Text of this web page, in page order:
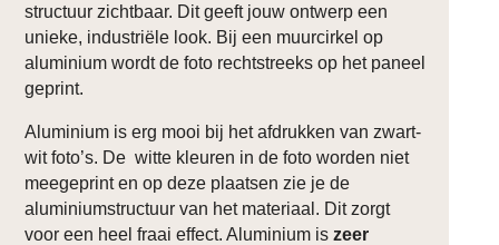
structuur zichtbaar. Dit geeft jouw ontwerp een
unieke, industriële look. Bij een muurcirkel op
aluminium wordt de foto rechtstreeks op het paneel
geprint.
Aluminium is erg mooi bij het afdrukken van zwart-
wit foto’s. De witte kleuren in de foto worden niet
meegeprint en op deze plaatsen zie je de
aluminiumstructuur van het materiaal. Dit zorgt
voor een heel fraai effect. Aluminium iszeer